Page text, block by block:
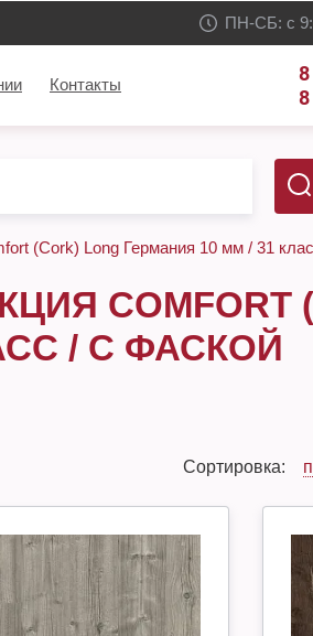
ПН-СБ: с
Контакты
(Cork) Long Германия 10 мм / 31
COMFORT
/ С ФАСКОЙ
Сортировка: